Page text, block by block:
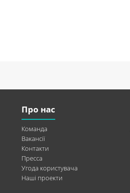
Про нас
Команда
Вакансії
Контакти
Пресса
Угода користувача
Наші проекти